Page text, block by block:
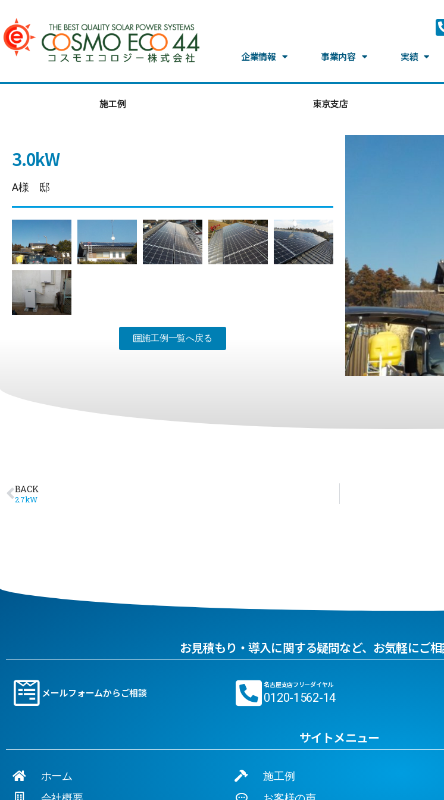
企業情報 事業内容 実績
施工例 東京支店
3.0kW
A様 邸
施工例一覧へ戻る
BACK
2.7kW
お見積もり・導入に関する疑問など、お気軽にご
メールフォームからご相談
名古屋支店フリーダイヤル
0120-1562-14
サイトメニュー
ホーム
施工例